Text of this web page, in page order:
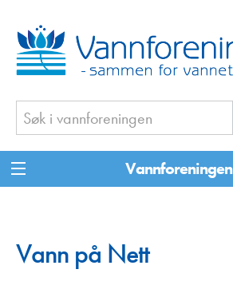
Vannforeningen
Vann på Nett